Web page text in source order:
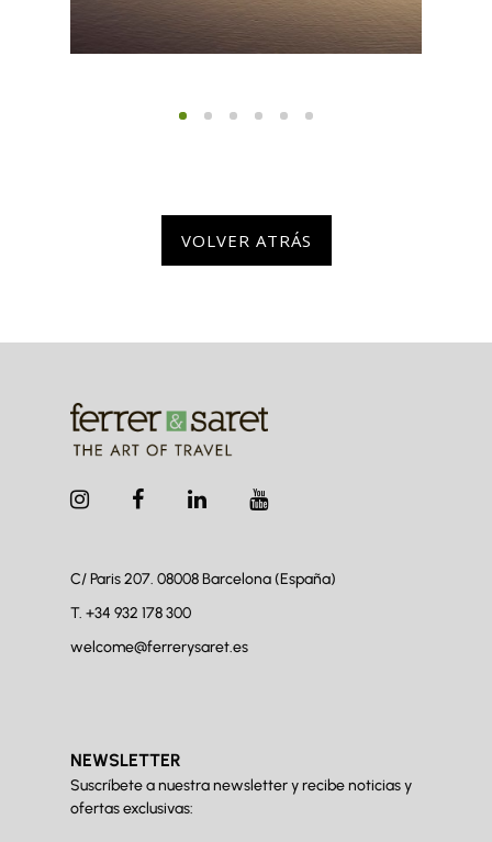
VOLVER ATRÁS
C/ Paris 207. 08008Barcelona (España)
T. +34 932 178 300
welcome@ferrerysaret.es
NEWSLETTER
Suscríbete a nuestra newsletter y recibe noticias y
ofertas exclusivas: